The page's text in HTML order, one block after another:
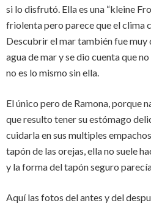
si lo disfrutó. Ella es una “kleine
friolenta pero parece que el clima
Descubrir el mar también fue
agua de mar y se dio cuenta que
no es lo mismo sin ella.
El único pero de Ramona, porque
que resulto tener su estómago
cuidarla en sus multiples
tapón de las orejas, ella no suele
y la forma del tapón seguro
Aquí las fotos del antes y del